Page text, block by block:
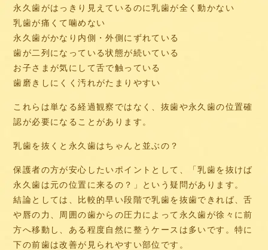
永久歯がはっきり見えているのに乳歯が全く動かない
乳歯が痛くて噛めない
永久歯がかなり内側・外側にずれている
歯が二列になっている状態が続いている
お子さまが気にして舌で触っている
歯磨きしにくく汚れがたまりやすい
これらは単なる経過観察ではなく、抜歯や永久歯の位置確
認が必要になることがあります。
乳歯を抜くと永久歯はちゃんと並ぶの？
保護者の方が安心したいポイントとして、「乳歯を抜けば
永久歯は元の位置に来るの？」という疑問があります。
結論としては、比較的早い段階で乳歯を抜歯できれば、舌
や唇の力、周囲の歯からの圧力によって永久歯が徐々に前
方へ移動し、ある程度自然に整うケースは多いです。特に
下の前歯は改善が見られやすい部位です。